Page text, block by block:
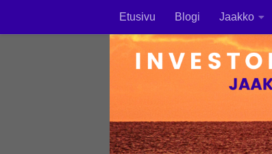
Etusivu Blogi Jaakko